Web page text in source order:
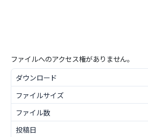
ファイルへのアクセス権がありません。
ダウンロード
ファイルサイズ
ファイル数
投稿日